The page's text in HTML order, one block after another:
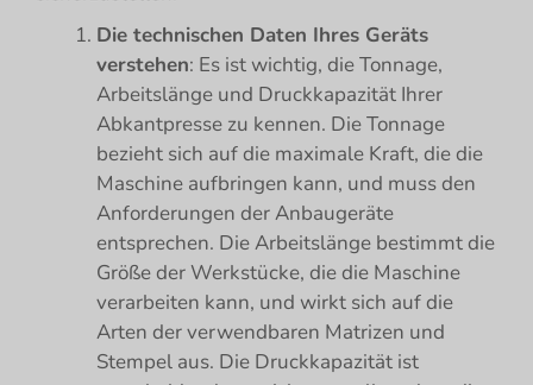
Die technischen Daten Ihres Geräts
verstehen: Es ist wichtig, die Tonnage,
Arbeitslänge und Druckkapazität Ihrer
Abkantpresse zu kennen. Die Tonnage
bezieht sich auf die maximale Kraft, die die
Maschine aufbringen kann, und muss den
Anforderungen der Anbaugeräte
entsprechen. Die Arbeitslänge bestimmt die
Größe der Werkstücke, die die Maschine
verarbeiten kann, und wirkt sich auf die
Arten der verwendbaren Matrizen und
Stempel aus. Die Druckkapazität ist